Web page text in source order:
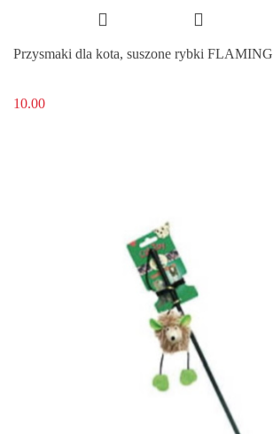
Przysmaki dla kota, suszone rybki
10.00